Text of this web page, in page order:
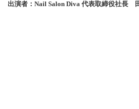
出演者：Nail Salon Diva 代表取締役社長